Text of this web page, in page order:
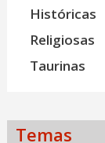
Históricas
Religiosas
Taurinas
Temas